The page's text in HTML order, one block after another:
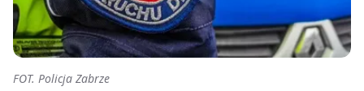
FOT. Policja Zabrze